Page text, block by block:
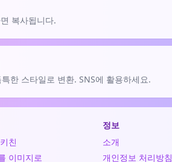
복사됩니다.
한 스타일로 변환. SNS에 활용하세요.
친
이미지로
정보
소개
개인정보 처리방침